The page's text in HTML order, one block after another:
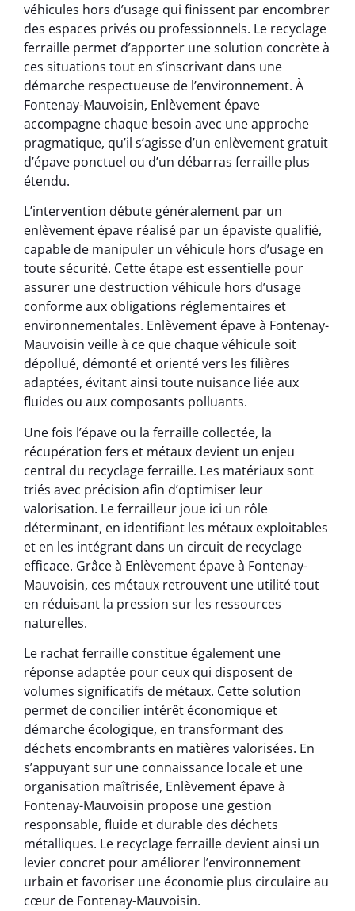
véhicules hors d’usage qui finissent par encombrer
des espaces privés ou professionnels. Le recyclage
ferraille permet d’apporter une solution concrète à
ces situations tout en s’inscrivant dans une
démarche respectueuse de l’environnement. À
Fontenay-Mauvoisin, Enlèvement épave
accompagne chaque besoin avec une approche
pragmatique, qu’il s’agisse d’un enlèvement gratuit
d’épave ponctuel ou d’un débarras ferraille plus
étendu.
L’intervention débute généralement par un
enlèvement épave réalisé par un épaviste qualifié,
capable de manipuler un véhicule hors d’usage en
toute sécurité. Cette étape est essentielle pour
assurer une destruction véhicule hors d’usage
conforme aux obligations réglementaires et
environnementales. Enlèvement épave à Fontenay-
Mauvoisin veille à ce que chaque véhicule soit
dépollué, démonté et orienté vers les filières
adaptées, évitant ainsi toute nuisance liée aux
fluides ou aux composants polluants.
Une fois l’épave ou la ferraille collectée, la
récupération fers et métaux devient un enjeu
central du recyclage ferraille. Les matériaux sont
triés avec précision afin d’optimiser leur
valorisation. Le ferrailleur joue ici un rôle
déterminant, en identifiant les métaux exploitables
et en les intégrant dans un circuit de recyclage
efficace. Grâce à Enlèvement épave à Fontenay-
Mauvoisin, ces métaux retrouvent une utilité tout
en réduisant la pression sur les ressources
naturelles.
Le rachat ferraille constitue également une
réponse adaptée pour ceux qui disposent de
volumes significatifs de métaux. Cette solution
permet de concilier intérêt économique et
démarche écologique, en transformant des
déchets encombrants en matières valorisées. En
s’appuyant sur une connaissance locale et une
organisation maîtrisée, Enlèvement épave à
Fontenay-Mauvoisin propose une gestion
responsable, fluide et durable des déchets
métalliques. Le recyclage ferraille devient ainsi un
levier concret pour améliorer l’environnement
urbain et favoriser une économie plus circulaire au
cœur de Fontenay-Mauvoisin.